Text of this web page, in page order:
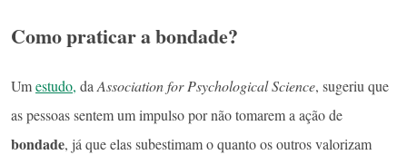
Como praticar a bondade?
Umestudo, da Association for Psychological Science, sugeriu que
as pessoas sentem um impulso por não tomarem a ação de
bondade, já que elas subestimam o quanto os outros valorizam